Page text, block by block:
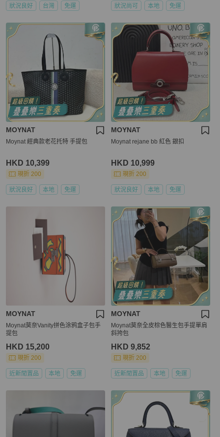
狀況良好 台灣 免運 狀況尚可 本地 免運
MOYNAT
Moynat 經典款老花托特 手提包
HKD 10,399
現折 200
狀況良好 本地 免運
MOYNAT
Moynat rejane bb 紅色 銀扣
HKD 10,999
現折 200
狀況良好 本地 免運
MOYNAT
Moynat莫奈Vanity拼色涂鸦盒子包手
提包
HKD 15,200
現折 200
近新閒置品 本地 免運
MOYNAT
Moynat莫奈全皮棕色醫生包手提單肩
斜挎包
HKD 9,852
現折 200
近新閒置品 本地 免運